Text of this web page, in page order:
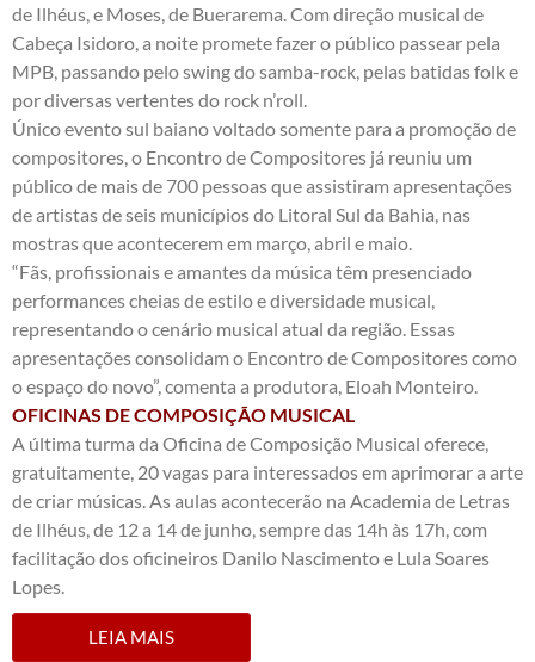
de Ilhéus, e Moses, de Buerarema. Com direção musical de
Cabeça Isidoro, a noite promete fazer o público passear pela
MPB, passando pelo swing do samba-rock, pelas batidas folk e
por diversas vertentes do rock n’roll.
Único evento sul baiano voltado somente para a promoção de
compositores, o Encontro de Compositores já reuniu um
público de mais de 700 pessoas que assistiram apresentações
de artistas de seis municípios do Litoral Sul da Bahia, nas
mostras que acontecerem em março, abril e maio.
“Fãs, profissionais e amantes da música têm presenciado
performances cheias de estilo e diversidade musical,
representando o cenário musical atual da região. Essas
apresentações consolidam o Encontro de Compositores como
o espaço do novo”, comenta a produtora, Eloah Monteiro.
OFICINAS DE COMPOSIÇÃO MUSICAL
A última turma da Oficina de Composição Musical oferece,
gratuitamente, 20 vagas para interessados em aprimorar a arte
de criar músicas. As aulas acontecerão na Academia de Letras
de Ilhéus, de 12 a 14 de junho, sempre das 14h às 17h, com
facilitação dos oficineiros Danilo Nascimento e Lula Soares
Lopes.
LEIA MAIS